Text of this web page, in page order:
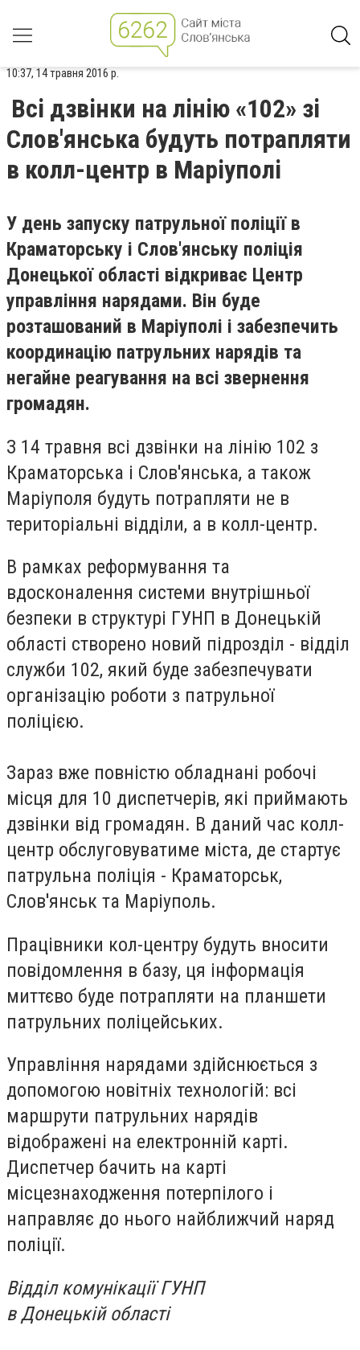
10:37, 14 травня 2016 р.
Всі дзвінки на лінію «102» зі
Слов'янська будуть потрапляти
в колл-центр в Маріуполі
У день запуску патрульної поліції в
Краматорську і Слов'янську поліція
Донецької області відкриває Центр
управління нарядами. Він буде
розташований в Маріуполі і забезпечить
координацію патрульних нарядів та
негайне реагування на всі звернення
громадян.
З 14 травня всі дзвінки на лінію 102 з
Краматорська і Слов'янська, а також
Маріуполя будуть потрапляти не в
територіальні відділи, а в колл-центр.
В рамках реформування та
вдосконалення системи внутрішньої
безпеки в структурі ГУНП в Донецькій
області створено новий підрозділ - відділ
служби 102, який буде забезпечувати
організацію роботи з патрульної
поліцією.
Зараз вже повністю обладнані робочі
місця для 10 диспетчерів, які приймають
дзвінки від громадян. В даний час колл-
центр обслуговуватиме міста, де стартує
патрульна поліція - Краматорськ,
Слов'янськ та Маріуполь.
Працівники кол-центру будуть вносити
повідомлення в базу, ця інформація
миттєво буде потрапляти на планшети
патрульних поліцейських.
Управління нарядами здійснюється з
допомогою новітніх технологій: всі
маршрути патрульних нарядів
відображені на електронній карті.
Диспетчер бачить на карті
місцезнаходження потерпілого і
направляє до нього найближчий наряд
поліції.
Відділ комунікації ГУНП
в Донецькій області